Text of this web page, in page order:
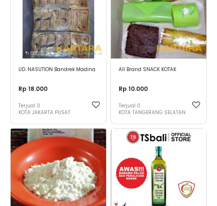
UD. NASUTION Bandrek Madina
Rp 18.000
Terjual 0
KOTA JAKARTA PUSAT
All Brand SNACK KOTAK
Rp 10.000
Terjual 0
KOTA TANGERANG SELATAN